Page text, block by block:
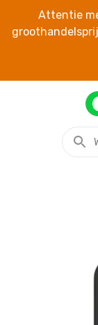
Attentie